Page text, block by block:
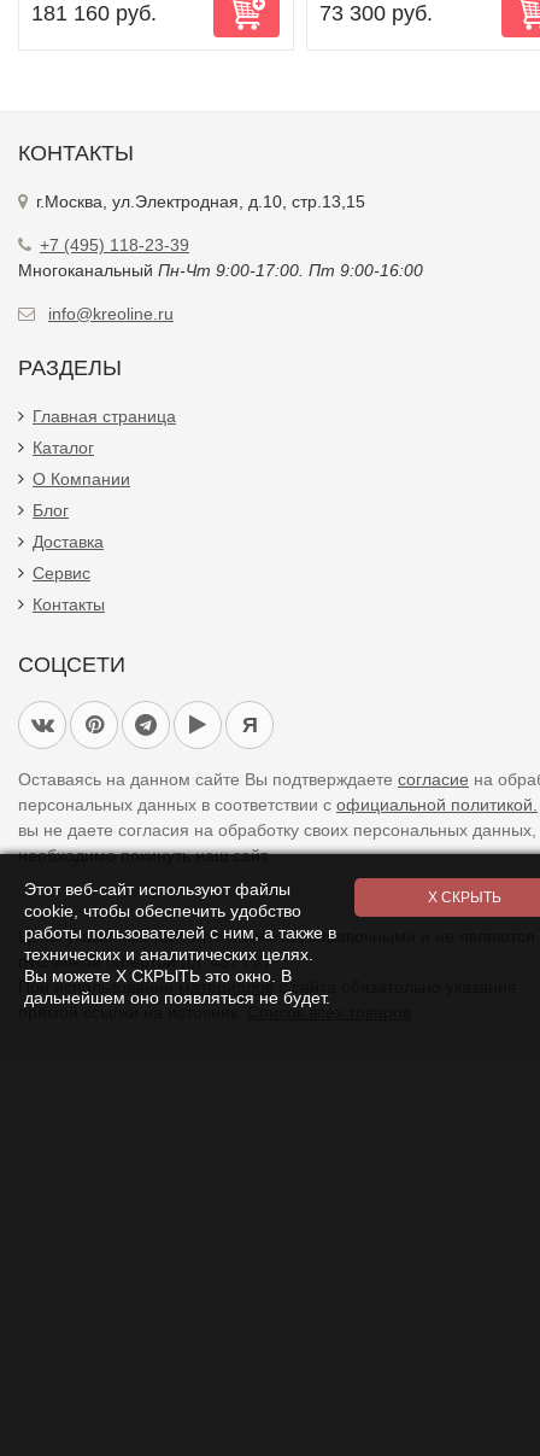
181 160 руб. 73 300 руб.
КОНТАКТЫ
г.Москва, ул.Электродная, д.10, стр.13,15
+7 (495) 118-23-39
Многоканальный Пн-Чт 9:00-17:00. Пт 9:00-16:00
info@kreoline.ru
РАЗДЕЛЫ
Главная страница
Каталог
О Компании
Блог
Доставка
Сервис
Контакты
СОЦСЕТИ
Я
Оставаясь на данном сайте Вы подтверждаете согласие на
персональных данных в соответствии с официальной политикой.
вы не даете согласия на обработку своих персональных
необходимо покинуть наш сайт.
Цены указанные на сайте являются справочными и не являются
публичной офертой (ст. 437 ГК).
При использованииматериаловс сайта обязательно указание
прямой ссылки на источник.
Список всех товаров
Этот веб-сайт используют файлы
cookie, чтобы обеспечить удобство
работы пользователей с ним, а также в
технических и аналитических целях.
Вы можете Х СКРЫТЬ это окно. В
дальнейшем оно появляться не будет.